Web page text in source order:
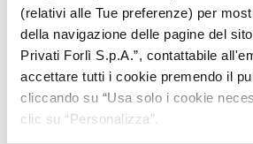
(relativi alle Tue preferenze) per
della navigazione delle pagine del
Privati Forlì S.p.A.”, contattabile
accettare tutti i cookie premendo il
cliccando su “Usa solo i cookie
clic su “Personalizza”.